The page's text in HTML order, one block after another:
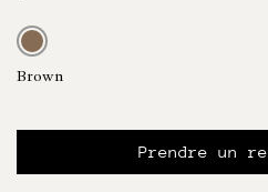
Brown
Prendre un